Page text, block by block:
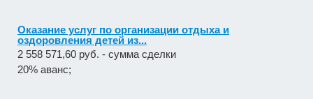
Оказание услуг по организации отдыха и
оздоровления детей из...
2 558 571,60 руб. - сумма сделки
20% аванс;